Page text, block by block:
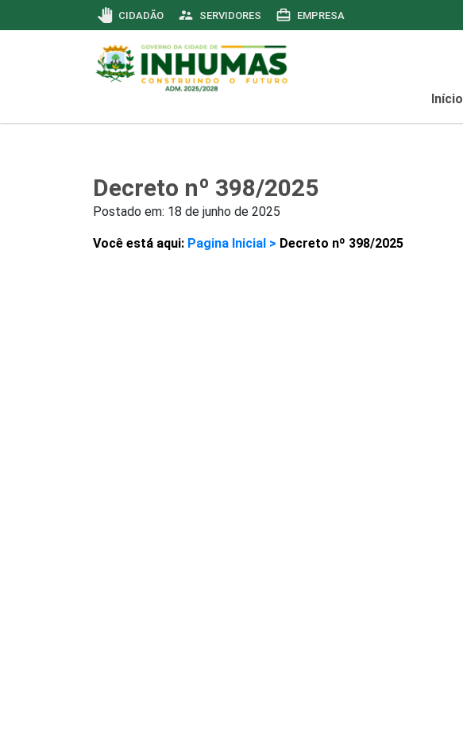
pan_tool CIDADÃO supervisor_account SERVIDORES card_travel EMPRESA
Início
Decreto nº 398/2025
Postado em: 18 de junho de 2025
Você está aqui: Pagina Inicial > Decreto nº 398/2025